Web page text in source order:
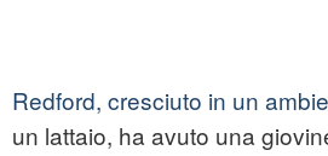
Redford, cresciuto in un
un lattaio, ha avuto una